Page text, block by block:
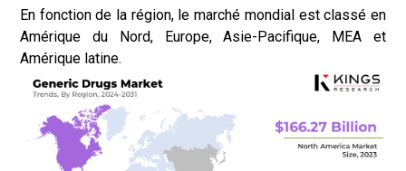
En fonction de la région, le marché mondial est classé en
Amérique du Nord, Europe, Asie-Pacifique, MEA et
Amérique latine.